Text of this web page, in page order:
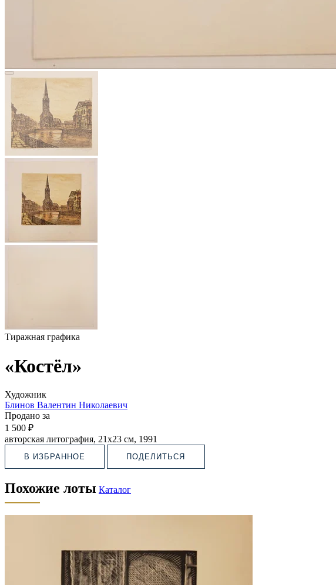
Тиражная графика
«Костёл»
Художник
Блинов Валентин Николаевич
Продано за
1 500 ₽
авторская литография, 21х23 см, 1991
В ИЗБРАННОЕ ПОДЕЛИТЬСЯ
Похожие лоты Каталог